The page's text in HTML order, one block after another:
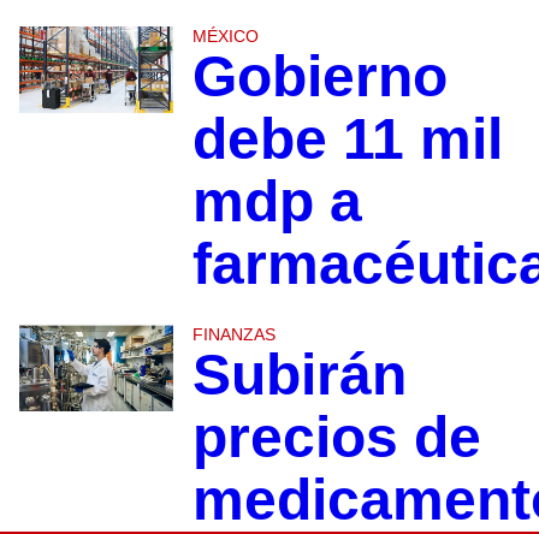
MÉXICO
Gobierno
debe 11 mil
mdp a
FINANZAS
Subirán
precios de